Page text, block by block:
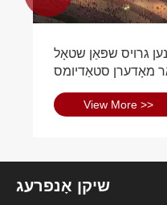
גרויס שפּאַן שטאָל
מאָדערן סטאַדיומס
View More >>
שיקן אָנפרעג